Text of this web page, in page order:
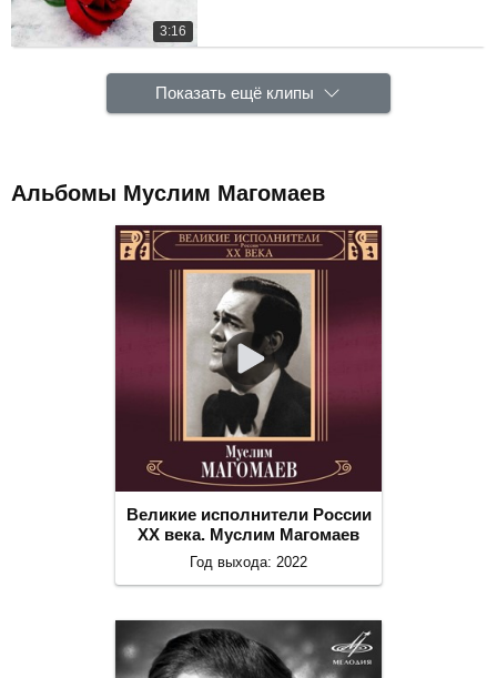
3:16
Показать ещё клипы
Альбомы Муслим Магомаев
Великие исполнители России
ХХ века. Муслим Магомаев
Год выхода: 2022